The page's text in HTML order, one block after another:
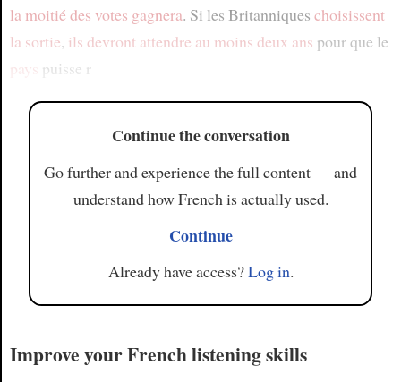
la moitié des votes gagnera. Si les Britanniques choisissent
la sortie, ils devront attendre au moins deux ans pour que le
pays puisse r
Continue the conversation
Go further and experience the full content — and
understand how French is actually used.
Continue
Already have access?Log in.
Improve your French listening skills